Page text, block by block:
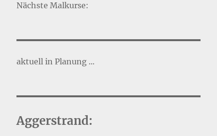
Nächste Malkurse:
aktuell in Planung ...
Aggerstrand: